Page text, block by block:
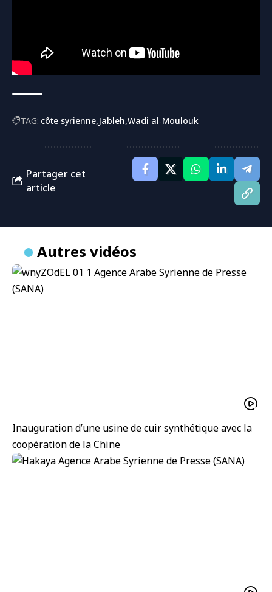
TAG: côte syrienne Jableh Wadi al‑Moulouk
Partager cet
article
Autres vidéos
Inauguration d’une usine de cuir synthétique avec la
coopération de la Chine